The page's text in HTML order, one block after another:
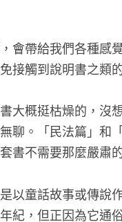
會帶給我們各種感
接觸到說明書之類
大概挺枯燥的，沒
聊。「民法篇」和
書不需要那麼嚴肅
以童話故事或傳說
紀，但正因為它通